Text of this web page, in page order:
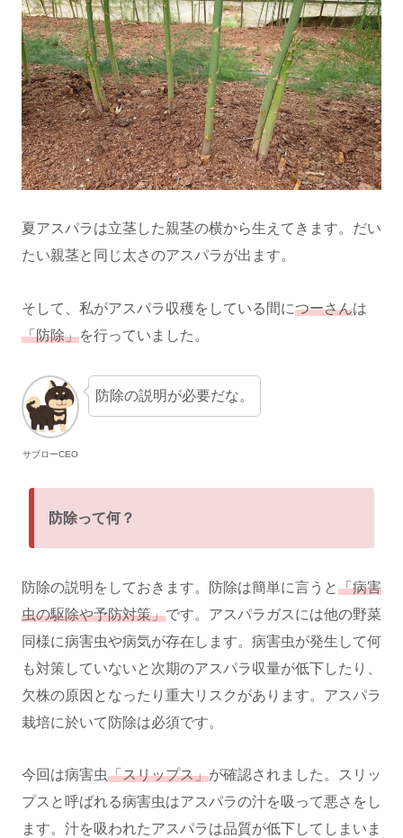
夏アスパラは立茎した親茎の横から生えてきます。だい
たい親茎と同じ太さのアスパラが出ます。
そして、私がアスパラ収穫をしている間につーさんは
「防除」を行っていました。
サブローCEO
防除の説明が必要だな。
防除って何？
防除の説明をしておきます。防除は簡単に言うと「病害
虫の駆除や予防対策」です。アスパラガスには他の野菜
同様に病害虫や病気が存在します。病害虫が発生して何
も対策していないと次期のアスパラ収量が低下したり、
欠株の原因となったり重大リスクがあります。アスパラ
栽培に於いて防除は必須です。
今回は病害虫「スリップス」が確認されました。スリッ
プスと呼ばれる病害虫はアスパラの汁を吸って悪さをし
ます。汁を吸われたアスパラは品質が低下してしまいま